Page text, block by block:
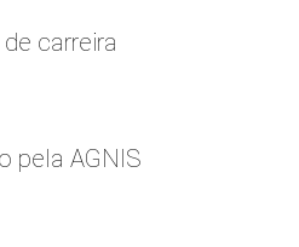
carreira
pela AGNIS